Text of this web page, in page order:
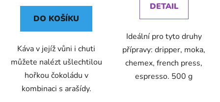
DO KOŠÍKU
Káva v jejíž vůni i chuti
můžete nalézt ušlechtilou
hořkou čokoládu v
kombinaci s arašídy.
DETAIL
Ideální pro tyto druhy
přípravy: dripper, moka,
chemex, french press,
espresso. 500 g